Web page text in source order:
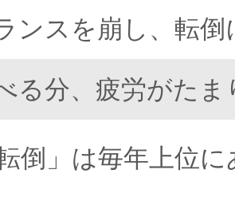
ンスを崩し、転
る分、疲労がたま
倒」は毎年上位